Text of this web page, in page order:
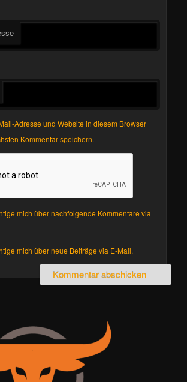
Adresse und Website in diesem Browser
Kommentar speichern.
mich über nachfolgende Kommentare via
mich über neue Beiträge via E-Mail.